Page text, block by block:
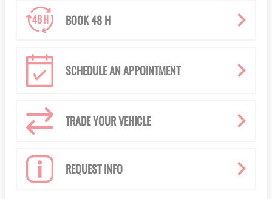
BOOK 48 H
SCHEDULE AN APPOINTMENT
TRADE YOUR VEHICLE
REQUEST INFO